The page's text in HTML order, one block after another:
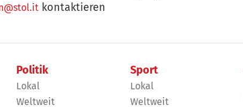
kontaktieren
Politik
Lokal
Weltweit
Sport
Lokal
Weltweit